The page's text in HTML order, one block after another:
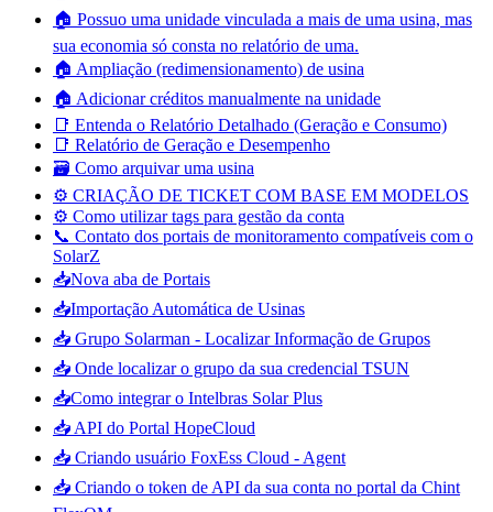
🏠 Possuo uma unidade vinculada a mais de uma usina, mas
sua economia só consta no relatório de uma.
🏠 Ampliação (redimensionamento) de usina
🏠 Adicionar créditos manualmente na unidade
📑 Entenda o Relatório Detalhado (Geração e Consumo)
📑 Relatório de Geração e Desempenho
🗃️ Como arquivar uma usina
⚙️ CRIAÇÃO DE TICKET COM BASE EM MODELOS
⚙️ Como utilizar tags para gestão da conta
📞 Contato dos portais de monitoramento compatíveis com o
SolarZ
📥Nova aba de Portais
📥Importação Automática de Usinas
📥 Grupo Solarman - Localizar Informação de Grupos
📥 Onde localizar o grupo da sua credencial TSUN
📥Como integrar o Intelbras Solar Plus
📥 API do Portal HopeCloud
📥 Criando usuário FoxEss Cloud - Agent
📥 Criando o token de API da sua conta no portal da Chint